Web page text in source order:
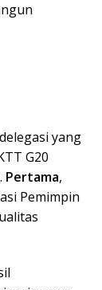
yang
G20
Pertama,
Pemimpin